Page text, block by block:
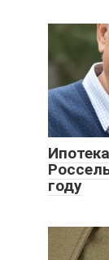
году